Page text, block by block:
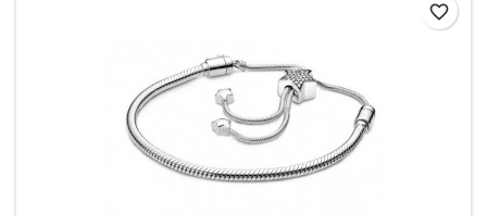
favorite_border